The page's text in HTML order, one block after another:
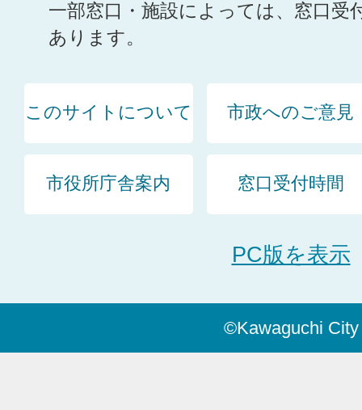
一部窓口・施設によっては、窓口受
あります。
このサイトについて 市政へのご意見
市役所庁舎案内 窓口受付時間
PC版を表示
©Kawaguchi City